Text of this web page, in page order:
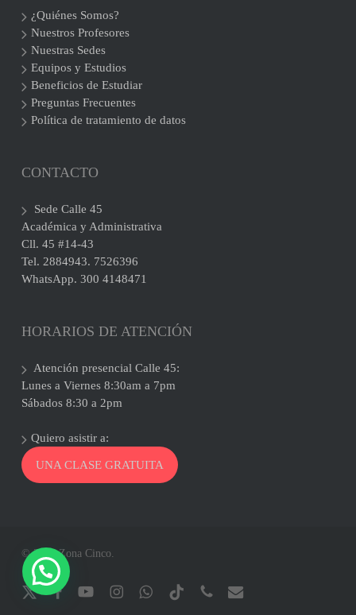
¿Quiénes Somos?
Nuestros Profesores
Nuestras Sedes
Equipos y Estudios
Beneficios de Estudiar
Preguntas Frecuentes
Política de tratamiento de datos
CONTACTO
Sede Calle 45
Académica y Administrativa
Cll. 45 #14-43
Tel. 2884943. 7526396
WhatsApp. 300 4148471
HORARIOS DE ATENCIÓN
Atención presencial Calle 45:
Lunes a Viernes 8:30am a 7pm
Sábados 8:30 a 2pm
Quiero asistir a:
UNA CLASE GRATUITA
© 2026 Zona Cinco.
x-
facebookyoutubeinstagramwhatsapptiktok phone email